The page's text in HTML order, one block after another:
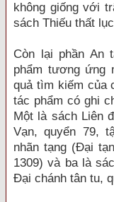
không giống với
sách Thiếu thất
Còn lại phần An
phẩm tương ứng
quả tìm kiếm của
tác phẩm có ghi
Một là sách Liên
Vạn, quyển 79,
nhãn tạng (Đại
1309) và ba là
Đại chánh tân tu,